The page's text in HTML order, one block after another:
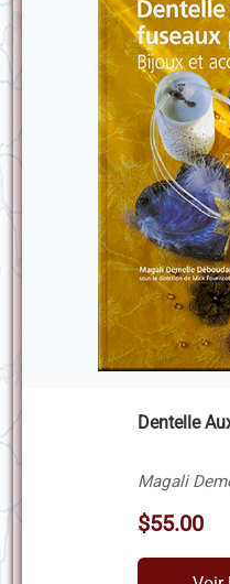
Dentelle
Magali
$55.00